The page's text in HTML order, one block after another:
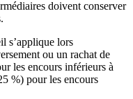
doivent conserver
s’applique lors
ou un rachat de
les encours inférieurs à
%) pour les encours